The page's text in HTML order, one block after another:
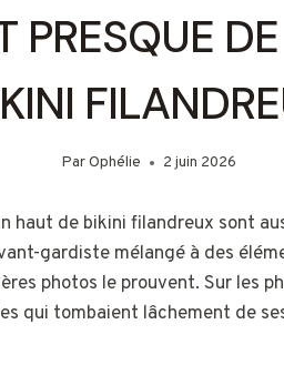
PRESQUE
Par Ophélie 2 juin 2026
haut de bikini filandreux sont
gardiste mélangé à des
photos le prouvent. Sur les
qui tombaient lâchement de